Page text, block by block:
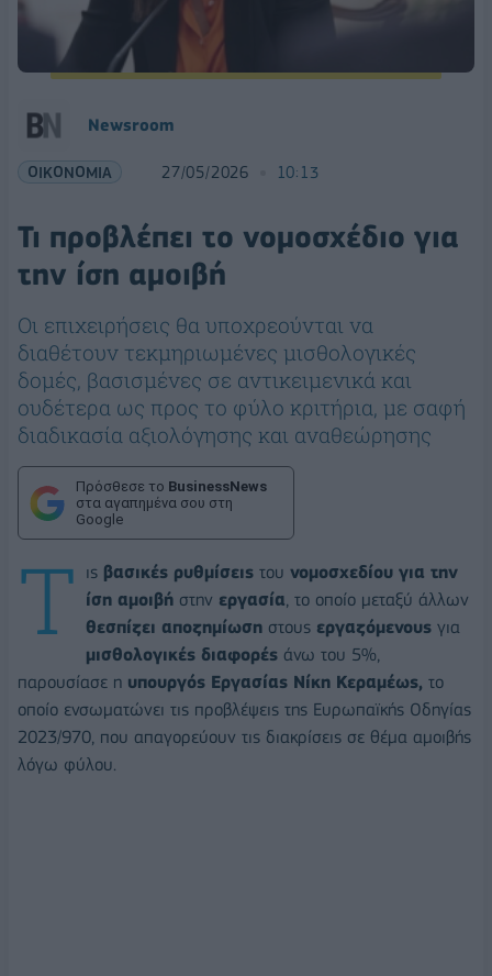
Νewsroom
ΟΙΚΟΝΟΜΙΑ 27/05/2026 10:13
Τι προβλέπει το νομοσχέδιο για
την ίση αμοιβή
Οι επιχειρήσεις θα υποχρεούνται να
διαθέτουν τεκμηριωμένες μισθολογικές
δομές, βασισμένες σε αντικειμενικά και
ουδέτερα ως προς το φύλο κριτήρια, με σαφή
διαδικασία αξιολόγησης και αναθεώρησης
Πρόσθεσε το BusinessNews
στα αγαπημένα σου στη
Google
Τ ις βασικές ρυθμίσεις του νομοσχεδίου για την
ίση αμοιβή στην εργασία, το οποίο μεταξύ άλλων
θεσπίζει αποζημίωση στους εργαζόμενους για
μισθολογικές διαφορές άνω του 5%,
παρουσίασε η υπουργός Εργασίας Νίκη Κεραμέως, το
οποίο ενσωματώνει τις προβλέψεις της Ευρωπαϊκής Οδηγίας
2023/970, που απαγορεύουν τις διακρίσεις σε θέμα αμοιβής
λόγω φύλου.